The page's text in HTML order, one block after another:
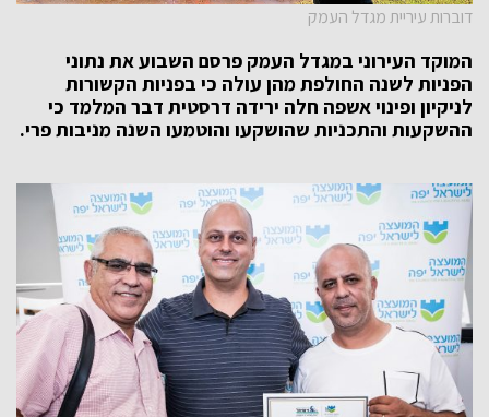
דוברות עיריית מגדל העמק
המוקד העירוני במגדל העמק פרסם השבוע את נתוני
הפניות לשנה החולפת מהן עולה כי בפניות הקשורות
לניקיון ופינוי אשפה חלה ירידה דרסטית דבר המלמד כי
ההשקעות והתכניות שהושקעו והוטמעו השנה מניבות פרי.